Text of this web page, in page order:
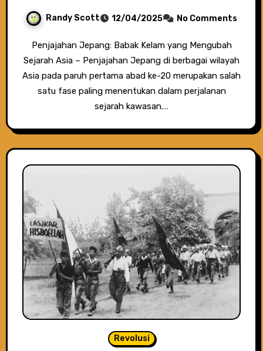
Randy Scott 12/04/2025 No Comments
Penjajahan Jepang: Babak Kelam yang Mengubah
Sejarah Asia – Penjajahan Jepang di berbagai wilayah
Asia pada paruh pertama abad ke-20 merupakan salah
satu fase paling menentukan dalam perjalanan
sejarah kawasan.…
Revolusi